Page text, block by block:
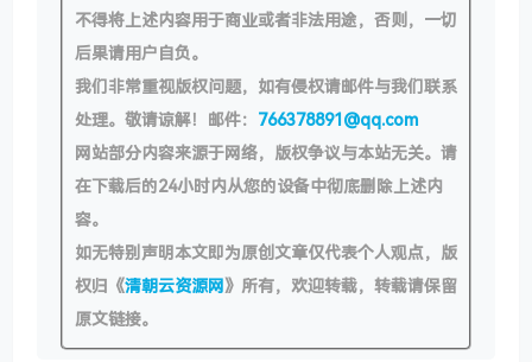
不得将上述内容用于商业或者非法用途，否则，一切
后果请用户自负。
我们非常重视版权问题，如有侵权请邮件与我们联系
处理。敬请谅解！邮件： 766378891@qq.com
网站部分内容来源于网络，版权争议与本站无关。请
在下载后的24小时内从您的设备中彻底删除上述内
容。
如无特别声明本文即为原创文章仅代表个人观点，版
权归《清朝云资源网》所有，欢迎转载，转载请保留
原文链接。